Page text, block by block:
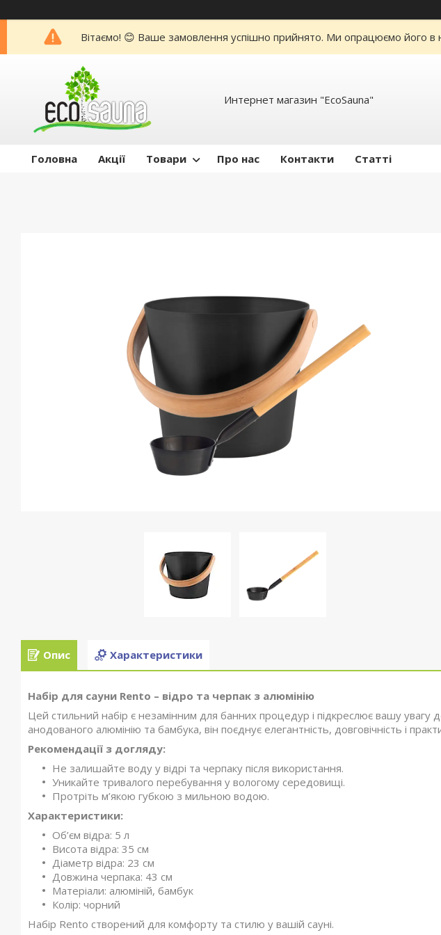
Вітаємо! 😊 Ваше замовлення успішно прийнято. Ми опрацюємо його
Интернет магазин "EcoSauna"
Головна Акції Товари Про нас Контакти Статті
Опис Характеристики
Набір для сауни Rento – відро та черпак з алюмінію
Цей стильний набір є незамінним для банних процедур і підкреслює вашу увагу
анодованого алюмінію та бамбука, він поєднує елегантність, довговічність і
Рекомендації з догляду:
Не залишайте воду у відрі та черпаку після використання.
Уникайте тривалого перебування у вологому середовищі.
Протріть м’якою губкою з мильною водою.
Характеристики:
Об’єм відра: 5 л
Висота відра: 35 см
Діаметр відра: 23 см
Довжина черпака: 43 см
Матеріали: алюміній, бамбук
Колір: чорний
Набір Rento створений для комфорту та стилю у вашій сауні.